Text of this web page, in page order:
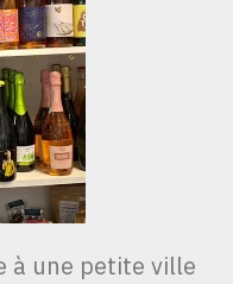
à une petite ville